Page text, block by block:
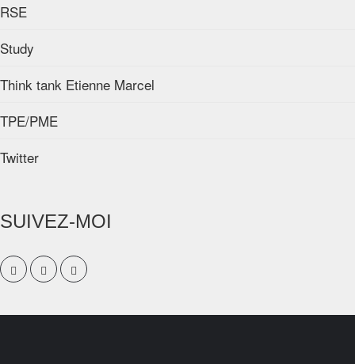
RSE
Study
Think tank Etienne Marcel
TPE/PME
Twitter
SUIVEZ-MOI